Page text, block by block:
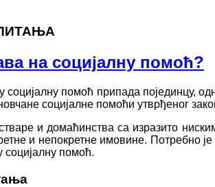
на социјалну помоћ?
социјалну помоћ припада појединцу,
социјалне помоћи утврђеног
и домаћинства са изразито
и непокретне имовине. Потребно
социјалну помоћ.